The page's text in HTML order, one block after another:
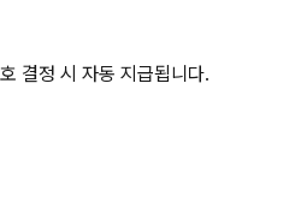
결정 시 자동 지급됩니다.